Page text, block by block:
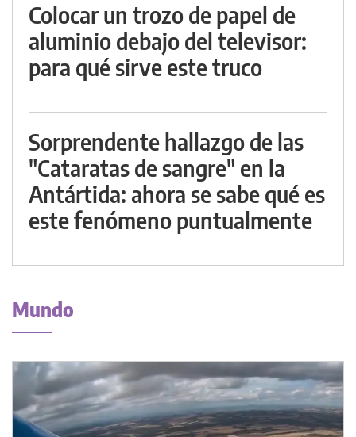
Colocar un trozo de papel de
aluminio debajo del televisor:
para qué sirve este truco
Sorprendente hallazgo de las
"Cataratas de sangre" en la
Antártida: ahora se sabe qué es
este fenómeno puntualmente
Mundo